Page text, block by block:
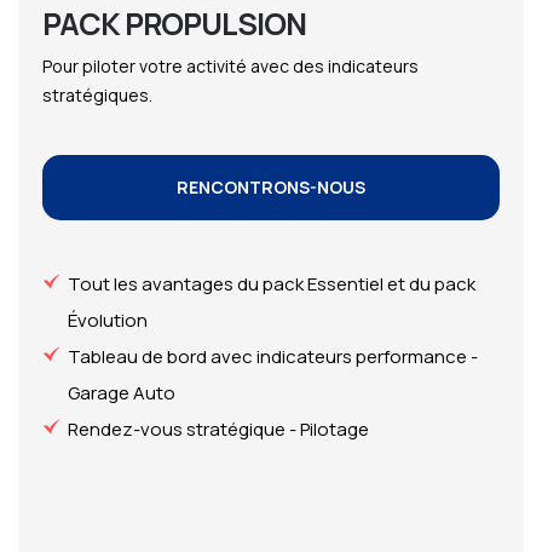
PACK PROPULSION
Pour piloter votre activité avec des indicateurs
stratégiques.
RENCONTRONS-NOUS
Tout les avantages du pack Essentiel et du pack
Évolution
Tableau de bord avec indicateurs performance -
Garage Auto
Rendez-vous stratégique - Pilotage